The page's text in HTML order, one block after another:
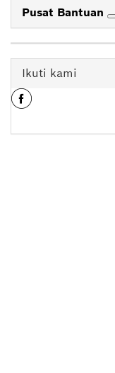
Pusat Bantuan
Ikuti kami